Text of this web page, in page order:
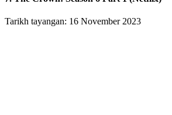
Tarikh tayangan: 16 November 2023